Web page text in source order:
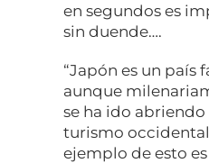
en segundos es
sin duende….
“Japón es un país
aunque
se ha ido abriendo
turismo
ejemplo de esto